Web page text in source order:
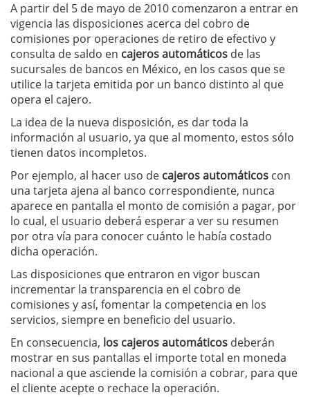
A partir del 5 de mayo de 2010 comenzaron a entrar en
vigencia las disposiciones acerca del cobro de
comisiones por operaciones de retiro de efectivo y
consulta de saldo en cajerosautomáticos de las
sucursales de bancos en México, en los casos que se
utilice la tarjeta emitida por un banco distinto al que
opera el cajero.
La idea de la nueva disposición, es dar toda la
información al usuario, ya que al momento, estos sólo
tienen datos incompletos.
Por ejemplo, al hacer uso de cajerosautomáticos con
una tarjeta ajena al banco correspondiente, nunca
aparece en pantalla el monto de comisión a pagar, por
lo cual, el usuario deberá esperar a ver su resumen
por otra vía para conocer cuánto le había costado
dicha operación.
Las disposiciones que entraron en vigor buscan
incrementar la transparencia en el cobro de
comisiones y así, fomentar la competencia en los
servicios, siempre en beneficio del usuario.
En consecuencia, los cajerosautomáticos deberán
mostrar en sus pantallas el importe total en moneda
nacional a que asciende la comisión a cobrar, para que
el cliente acepte o rechace la operación.